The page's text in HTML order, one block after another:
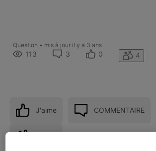
Question • mis à jour il y a 3 ans
113 3 0 4
J'aime COMMENTAIRE